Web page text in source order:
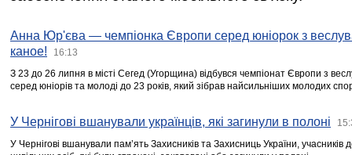
Анна Юр'єва — чемпіонка Європи серед юніорок з
каное!
16:13
З 23 до 26 липня в місті Сегед (Угорщина) відбувся чемпіонат Європи з
серед юніорів та молоді до 23 років, який зібрав найсильніших молодих
У Чернігові вшанували українців, які загинули в полоні
У Чернігові вшанували пам’ять Захисників та Захисниць України,